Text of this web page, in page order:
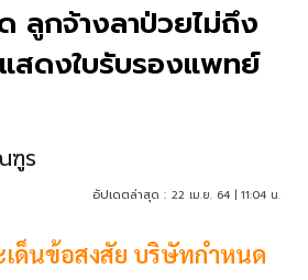
ลูกจ้างลาป่วยไม่ถึง
สดงใบรับรองแพทย์
ฑูร
อัปเดตล่าสุด : 22 เม.ย. 64 | 11:04 น.
เด็นข้อสงสัย บริษัทกำหนด